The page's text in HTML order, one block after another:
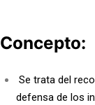
Concepto:
Se trata del
defensa de los